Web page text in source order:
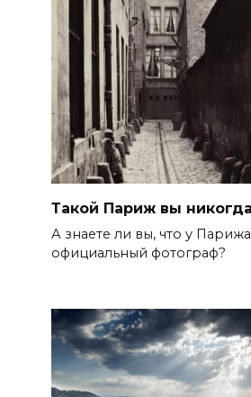
Такой Париж вы
А знаете ли вы, что у
официальный фотограф?